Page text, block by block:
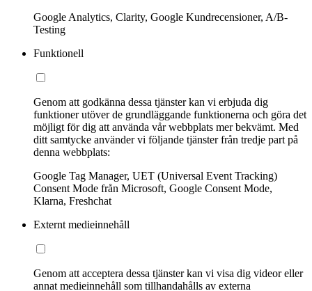
Google Analytics, Clarity, Google Kundrecensioner, A/B-
Testing
Funktionell
Genom att godkänna dessa tjänster kan vi erbjuda dig
funktioner utöver de grundläggande funktionerna och göra det
möjligt för dig att använda vår webbplats mer bekvämt. Med
ditt samtycke använder vi följande tjänster från tredje part på
denna webbplats:
Google Tag Manager, UET (Universal Event Tracking)
Consent Mode från Microsoft, Google Consent Mode,
Klarna, Freshchat
Externt medieinnehåll
Genom att acceptera dessa tjänster kan vi visa dig videor eller
annat medieinnehåll som tillhandahålls av externa